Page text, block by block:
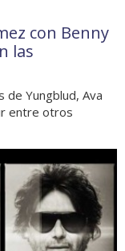
con Benny
las
de Yungblud, Ava
entre otros